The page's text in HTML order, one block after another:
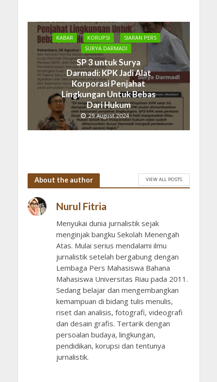
KABAR KORUPSI
SIARAN PERS
SURYA DARMADI
SP 3 untuk Surya
Darmadi: KPK Jadi Alat
Korporasi Penjahat
Lingkungan Untuk Bebas
Dari Hukum
29 August 2024
About the author VIEW ALL POSTS
Nurul Fitria
Menyukai dunia jurnalistik sejak
menginjak bangku Sekolah Menengah
Atas. Mulai serius mendalami ilmu
jurnalistik setelah bergabung dengan
Lembaga Pers Mahasiswa Bahana
Mahasiswa Universitas Riau pada 2011.
Sedang belajar dan mengembangkan
kemampuan di bidang tulis menulis,
riset dan analisis, fotografi, videografi
dan desain grafis. Tertarik dengan
persoalan budaya, lingkungan,
pendidikan, korupsi dan tentunya
jurnalistik.